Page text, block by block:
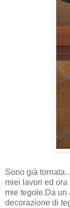
Sono già
miei lavori ed
mie tegole.Da un
decorazione di